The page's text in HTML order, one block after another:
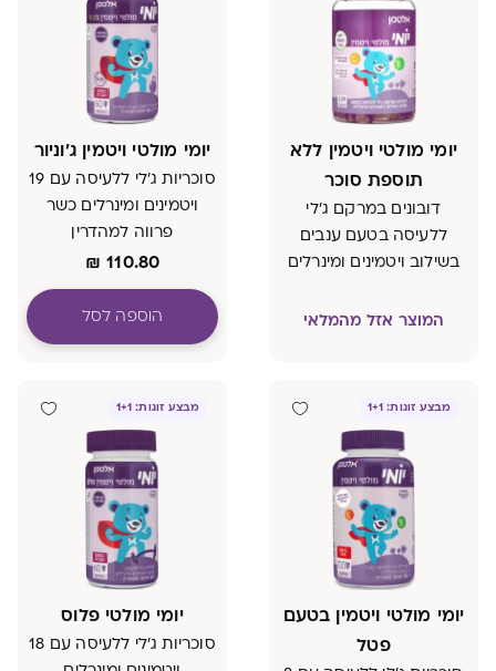
יומי מולטי ויטמין ללא
תוספת סוכר
דובונים במרקם ג'לי
ללעיסה בטעם ענבים
בשילוב ויטמינים ומינרלים
המוצר אזל מהמלאי
יומי מולטי ויטמין ג'וניור
סוכריות ג'לי ללעיסה עם 19
ויטמינים ומינרלים כשר
פרווה למהדרין
₪ 110.80
הוספה לסל
מבצע זוגות: 1+1
יומי מולטי ויטמין בטעם
פטל
מבצע זוגות: 1+1
יומי מולטי פלוס
סוכריות ג'לי ללעיסה עם 18